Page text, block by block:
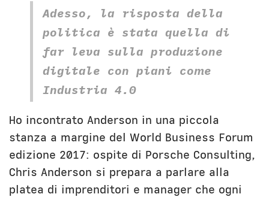
Adesso, la risposta della
politica è stata quella di
far leva sulla produzione
digitale con piani come
Industria 4.0
Ho incontrato Anderson in una piccola
stanza a margine del World Business Forum
edizione 2017: ospite di Porsche Consulting,
Chris Anderson si prepara a parlare alla
platea di imprenditori e manager che ogni